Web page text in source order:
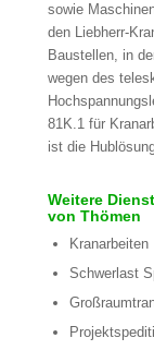
sowie
den Liebherr-
Baustellen, in
wegen des
81K.1 für
ist die
Weitere
von Thömen
Kranarbeiten
Schwerlast